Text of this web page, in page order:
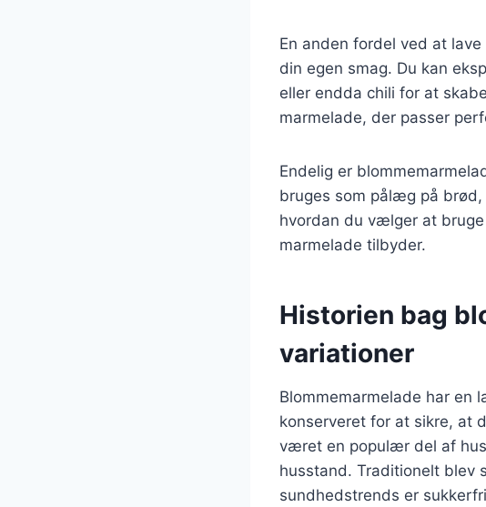
En anden fordel ved at
din egen smag. Du kan
eller endda chili for at
marmelade, der passer
Endelig er
bruges som pålæg på
hvordan du vælger at
marmelade tilbyder.
Historien bag
variationer
Blommemarmelade har en
konserveret for at sikre, at
været en populær del af
husstand. Traditionelt blev
sundhedstrends er